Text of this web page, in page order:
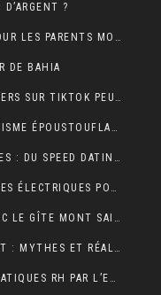
?
LA PUÉRICULTURE : GUIDE COMPLET POUR LES PARENTS MODERNES.
DE BAHIA
POURQUOI ACHETER DE VRAIS FOLLOWERS SUR TIKTOK PEUT AIDER À DÉVELOPPER VOTRE COMPTE RAPIDEMENT ?
EXPÉRIENCES DE MAGIE ET DE MENTALISME ÉPOUSTOUFLANTES EN SUISSE ROMANDE
LES DIFFÉRENTS TYPES DE RENCONTRES : DU SPEED DATING AUX RENCONTRES EN LIGNE, QUELLES SONT LES OPTIONS DISPONIBLES ?
LES AVANTAGES DES VÉHICULES À ROUES ÉLECTRIQUES POUR L’ENVIRONNEMENT.
IMMERGEZ-VOUS DANS L’HISTOIRE AVEC LE GÎTE MONT SAINT MICHEL
PERDRE DU POIDS SANS FAIRE DE SPORT : MYTHES ET RÉALITÉS
STIMULER L’INNOVATION DANS LES PRATIQUES RH PAR L’EXTERNALISATION